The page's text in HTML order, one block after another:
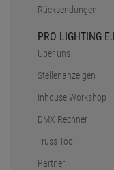
Rücksendungen
PRO LIGHTING
Über uns
Stellenanzeigen
Inhouse Workshop
DMX Rechner
Truss Tool
Partner